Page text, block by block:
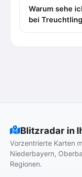
Warum sehe
bei
Blitzradar in
Vorzentrierte Karten
Niederbayern,
Regionen.